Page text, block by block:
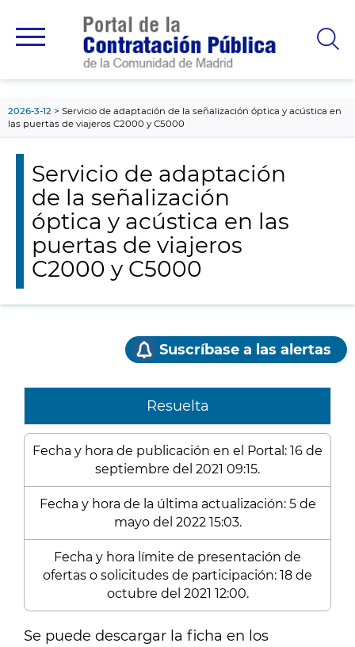
principal
2026-3-12
Servicio de adaptación de la señalización óptica y acústica en
las puertas de viajeros C2000 y C5000
Servicio de adaptación
de la señalización
óptica y acústica en las
puertas de viajeros
C2000 y C5000
Suscríbase a las alertas
Resuelta
Fecha y hora de publicación en el Portal: 16 de
septiembre del 2021 09:15.
Fecha y hora de la última actualización: 5 de
mayo del 2022 15:03.
Fecha y hora límite de presentación de
ofertas o solicitudes de participación: 18 de
octubre del 2021 12:00.
Se puede descargar la ficha en los